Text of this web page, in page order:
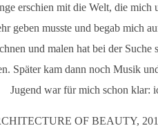
erschien mit die Welt, die
geben musste und begab mich
und malen hat bei der
Später kam dann noch Musik
Jugend war für mich schon klar:
OF BEAUTY,